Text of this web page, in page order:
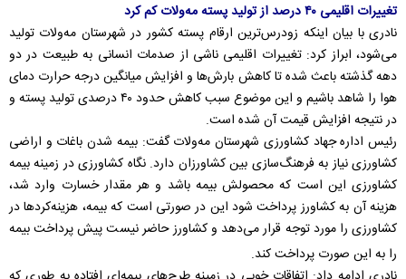
تغییرات اقلیمی ۴۰ درصد از تولید پسته مه‌ولات کم کرد
نادری با بیان اینکه زودرس‌ترین ارقام پسته کشور در شهرستان مه‌ولات تولید
می‌شود، ابراز کرد: تغییرات اقلیمی ناشی از صدمات انسانی به طبیعت در دو
دهه گذشته باعث شده تا کاهش بارش‌ها و افزایش میانگین درجه حرارت دمای
هوا را شاهد باشیم و این موضوع سبب کاهش حدود ۴۰ درصدی تولید پسته و
در نتیجه افزایش قیمت آن شده است.
رئیس اداره جهاد کشاورزی شهرستان مه‌ولات گفت: بیمه شدن باغات و اراضی
کشاورزی نیاز به فرهنگ‌سازی بین کشاورزان دارد. نگاه کشاورزی در زمینه بیمه
کشاورزی این است که محصولش بیمه باشد و هر مقدار خسارت وارد شد،
هزینه آن به کشاورز پرداخت شود این در صورتی است که بیمه، هزینه‌کردها در
کشاورزی را مورد توجه قرار می‌دهد و کشاورز حاضر نیست پیش پرداخت بیمه
را به این صورت پرداخت کند.